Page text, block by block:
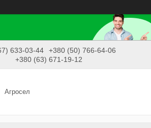
633-03-44
+380 (50) 766-64-06
+380 (63) 671-19-12
Агросел